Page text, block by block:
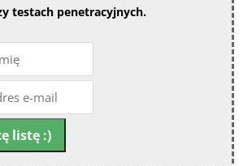
testach penetracyjnych.